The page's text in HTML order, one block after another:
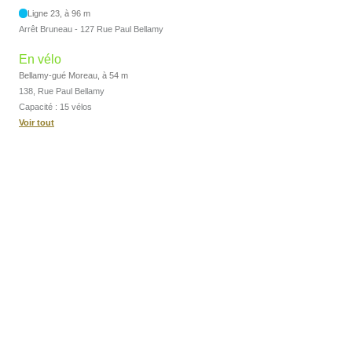
Ligne 23, à 96 m
Arrêt Bruneau - 127 Rue Paul Bellamy
En vélo
Bellamy-gué Moreau, à 54 m
138, Rue Paul Bellamy
Capacité : 15 vélos
Voir tout